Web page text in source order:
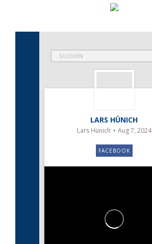
LARS HÜNICH
Lars Hünich Aug 7, 2024
FACEBOOK